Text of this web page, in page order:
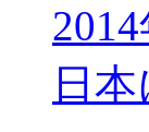
日